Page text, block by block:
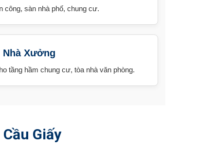
công, sàn nhà phố, chung cư.
Nhà Xưởng
tầng hầm chung cư, tòa nhà văn phòng.
Giấy